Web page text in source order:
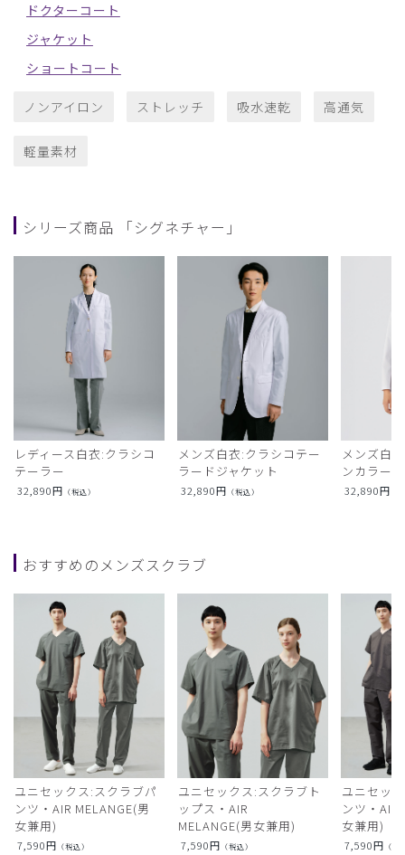
ドクターコート
ジャケット
ショートコート
ノンアイロン ストレッチ 吸水速乾 高通気
軽量素材
シリーズ商品 「シグネチャー」
レディース白衣:クラシコ
テーラー
32,890円 （税込）
メンズ白衣:クラシコテー
ラードジャケット
32,890円 （税込）
メンズ白
ンカラー
32,890円
おすすめのメンズスクラブ
ユニセックス:スクラブパ
ンツ・AIR MELANGE(男
女兼用)
7,590円 （税込）
ユニセックス:スクラブト
ップス・AIR
MELANGE(男女兼用)
7,590円 （税込）
ユニセッ
ンツ・AIR
女兼用)
7,590円 （税